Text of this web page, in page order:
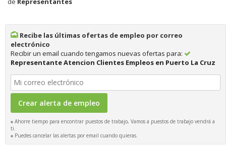
Recibe las últimas ofertas de empleo por correo
electrónico
Recibir un email cuando tengamos nuevas ofertas para:
Representante Atencion Clientes Empleos en Puerto La Cruz
Ahorre tiempo para encontrar puestos de trabajo, Vamos a puestos de trabajo vendrá a
ti.
Puedes cancelar las alertas por email cuando quieras.